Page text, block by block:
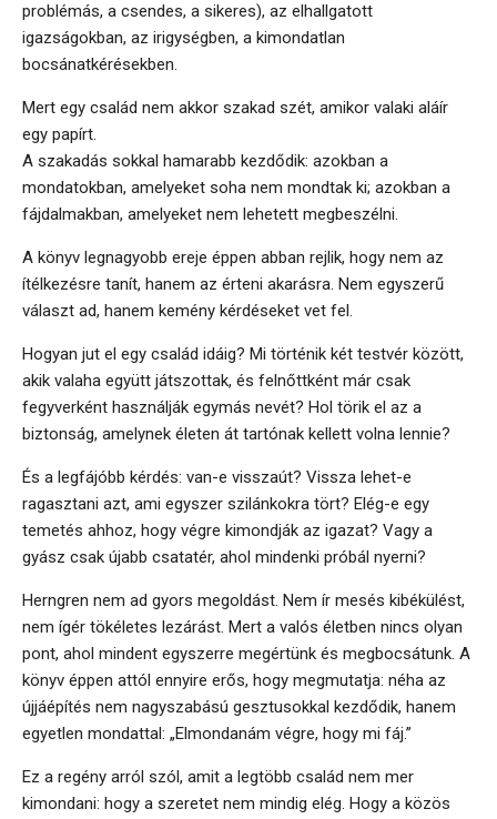
problémás, a csendes, a sikeres), az elhallgatott
igazságokban, az irigységben, a kimondatlan
bocsánatkérésekben.
Mert egy család nem akkor szakad szét, amikor valaki aláír
egy papírt.
A szakadás sokkal hamarabb kezdődik: azokban a
mondatokban, amelyeket soha nem mondtak ki; azokban a
fájdalmakban, amelyeket nem lehetett megbeszélni.
A könyv legnagyobb ereje éppen abban rejlik, hogy nem az
ítélkezésre tanít, hanem az érteni akarásra. Nem egyszerű
választ ad, hanem kemény kérdéseket vet fel.
Hogyan jut el egy család idáig? Mi történik két testvér között,
akik valaha együtt játszottak, és felnőttként már csak
fegyverként használják egymás nevét? Hol törik el az a
biztonság, amelynek életen át tartónak kellett volna lennie?
És a legfájóbb kérdés: van-e visszaút? Vissza lehet-e
ragasztani azt, ami egyszer szilánkokra tört? Elég-e egy
temetés ahhoz, hogy végre kimondják az igazat? Vagy a
gyász csak újabb csatatér, ahol mindenki próbál nyerni?
Herngren nem ad gyors megoldást. Nem ír mesés kibékülést,
nem ígér tökéletes lezárást. Mert a valós életben nincs olyan
pont, ahol mindent egyszerre megértünk és megbocsátunk. A
könyv éppen attól ennyire erős, hogy megmutatja: néha az
újjáépítés nem nagyszabású gesztusokkal kezdődik, hanem
egyetlen mondattal: „Elmondanám végre, hogy mi fáj.”
Ez a regény arról szól, amit a legtöbb család nem mer
kimondani: hogy a szeretet nem mindig elég. Hogy a közös